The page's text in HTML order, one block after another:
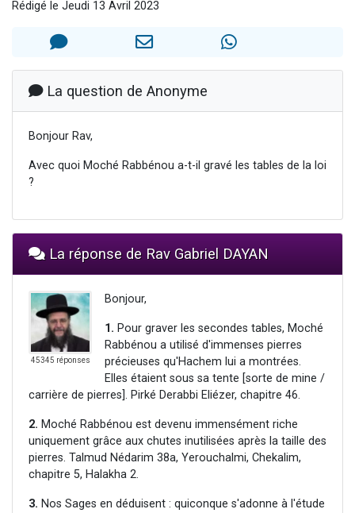
Il reste 49 places pour étudier en groupe sur Zoom
2 nouvelles musiques dans Torah-Box Music
6 personnes viennent de nous rejoindre sur WhatsApp
Rédigé le Jeudi 13 Avril 2023
La question de Anonyme
Bonjour Rav,
Avec quoi Moché Rabbénou a-t-il gravé les tables de la loi
?
La réponse de Rav Gabriel DAYAN
45345 réponses
Bonjour,
1. Pour graver les secondes tables, Moché
Rabbénou a utilisé d'immenses pierres
précieuses qu'Hachem lui a montrées.
Elles étaient sous sa tente [sorte de mine /
carrière de pierres]. Pirké Derabbi Eliézer, chapitre 46.
2. Moché Rabbénou est devenu immensément riche
uniquement grâce aux chutes inutilisées après la taille des
pierres. Talmud Nédarim 38a, Yerouchalmi, Chekalim,
chapitre 5, Halakha 2.
3. Nos Sages en déduisent : quiconque s'adonne à l'étude